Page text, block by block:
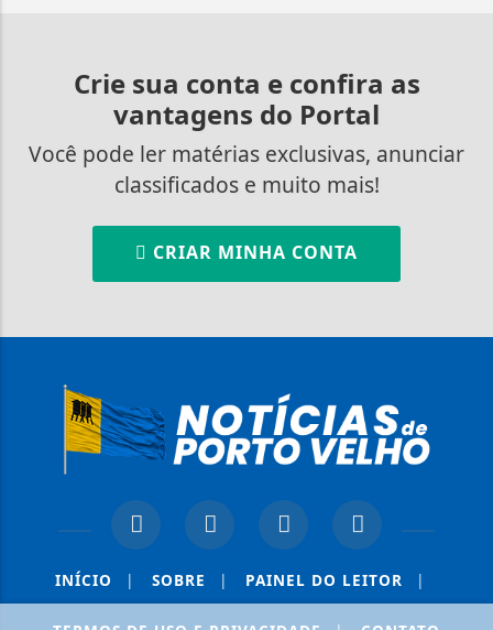
Crie sua conta e confira as
vantagens do Portal
Você pode ler matérias exclusivas, anunciar
classificados e muito mais!
CRIAR MINHA CONTA
INÍCIO | SOBRE | PAINEL DO LEITOR |